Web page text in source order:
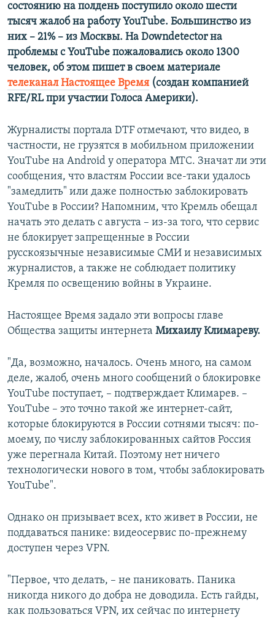
состоянию на полдень поступило около шести
тысяч жалоб на работу YouTube. Большинство из
них – 21% – из Москвы. На Downdetector на
проблемы с YouTube пожаловались около 1300
человек, об этом пишет в своем материале
телеканал Настоящее Время (создан компанией
RFE/RL при участии Голоса Америки).
Журналисты портала DTF отмечают, что видео, в
частности, не грузятся в мобильном приложении
YouTube на Android у оператора МТС. Значат ли эти
сообщения, что властям России все-таки удалось
"замедлить" или даже полностью заблокировать
YouTube в России? Напомним, что Кремль обещал
начать это делать с августа – из-за того, что сервис
не блокирует запрещенные в России
русскоязычные независимые СМИ и независимых
журналистов, а также не соблюдает политику
Кремля по освещению войны в Украине.
Настоящее Время задало эти вопросы главе
Общества защиты интернета Михаилу Климареву.
"Да, возможно, началось. Очень много, на самом
деле, жалоб, очень много сообщений о блокировке
YouTube поступает, – подтверждает Климарев. –
YouTube – это точно такой же интернет-сайт,
которые блокируются в России сотнями тысяч: по-
моему, по числу заблокированных сайтов Россия
уже перегнала Китай. Поэтому нет ничего
технологически нового в том, чтобы заблокировать
YouTube".
Однако он призывает всех, кто живет в России, не
поддаваться панике: видеосервис по-прежнему
доступен через VPN.
"Первое, что делать, – не паниковать. Паника
никогда никого до добра не доводила. Есть гайды,
как пользоваться VPN, их сейчас по интернету